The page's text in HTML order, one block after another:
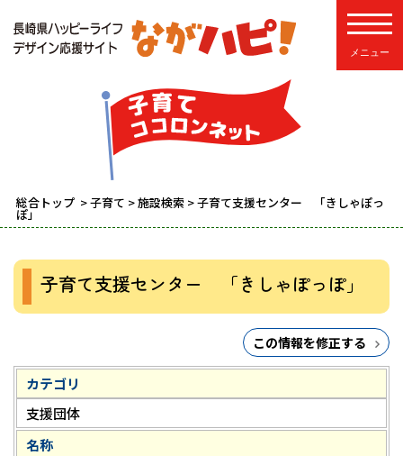
総合トップ >子育て >施設検索 > 子育て支援センター 「きしゃぽっ
ぽ」
子育て支援センター 「きしゃぽっぽ」
この情報を修正する
カテゴリ
支援団体
名称